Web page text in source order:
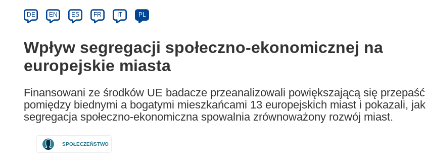
Category
Article
available
the
following
languages:
DE EN ES FR IT PL
Wpływ segregacji społeczno-ekonomicznej na
europejskie miasta
Finansowani ze środków UE badacze przeanalizowali powiększającą się przepaść
pomiędzy biednymi a bogatymi mieszkańcami 13 europejskich miast i pokazali, jak
segregacja społeczno-ekonomiczna spowalnia zrównoważony rozwój miast.
SPOŁECZEŃSTWO